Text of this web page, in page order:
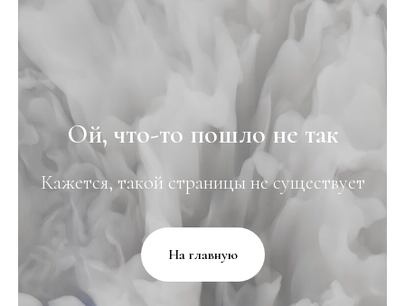
Ой, что-то пошло не так
Кажется, такой страницы не существует
На главную